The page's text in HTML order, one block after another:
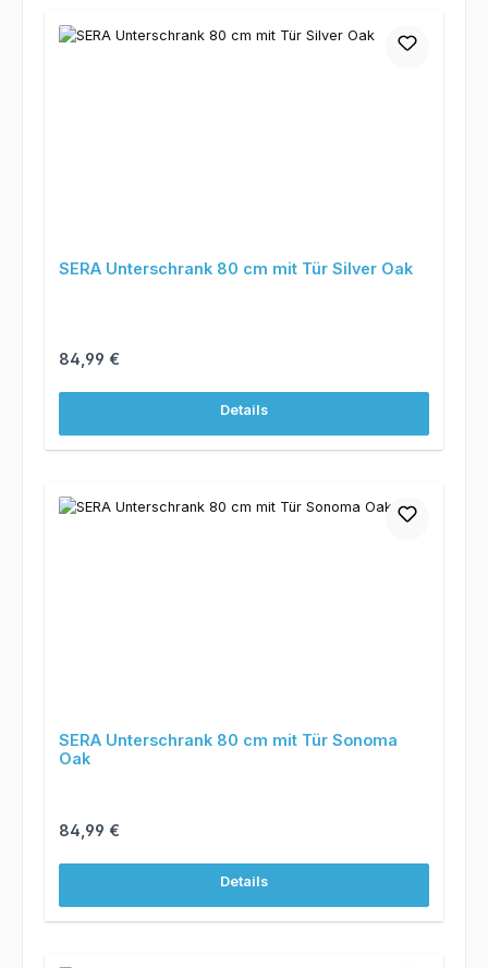
SERA Unterschrank 80 cm mit Tür Silver Oak
Regulärer Preis:
84,99 €
Details
SERA Unterschrank 80 cm mit Tür Sonoma
Oak
Regulärer Preis:
84,99 €
Details